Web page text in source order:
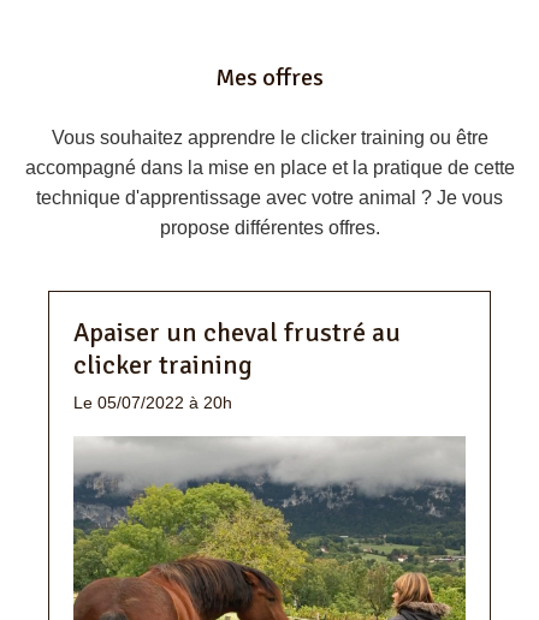
Mes offres
Vous souhaitez apprendre le clicker training ou être
accompagné dans la mise en place et la pratique de cette
technique d'apprentissage avec votre animal ? Je vous
propose différentes offres.
Apaiser un cheval frustré au
clicker training
Le 05/07/2022 à 20h